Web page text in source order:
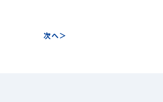
次へ